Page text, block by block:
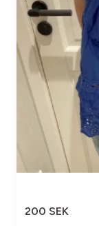
200 SEK